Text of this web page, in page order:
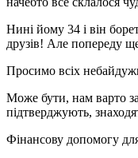
Нині йому 34 і він
друзів! Але попереду
Просимо всіх
Може бути, нам варто
підтверджують,
Фінансову допомогу